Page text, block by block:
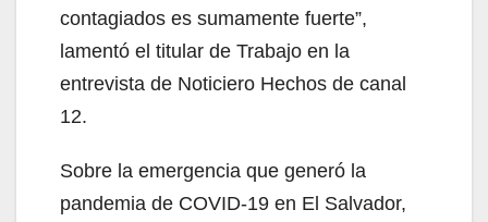
contagiados es sumamente fuerte”,
lamentó el titular de Trabajo en la
entrevista de Noticiero Hechos de canal
12.
Sobre la emergencia que generó la
pandemia de COVID-19 en El Salvador,